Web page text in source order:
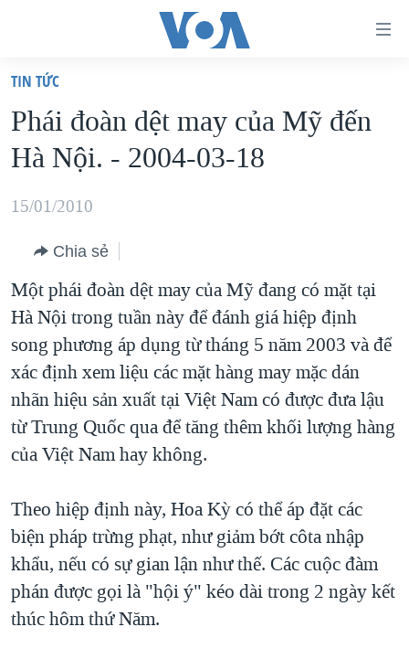
truy
cập
Tới
dung
chính
điều
hướng
chính
Đi
tới
"Tìm"
VIỆT NAM
HOA KỲ
BIỂN ĐÔNG
BLOG
DIỄN ĐÀN
MỤC
TỰ DO BÁO CHÍ
VẠCH TRẦN TIN GIẢ
NGƯỜI VIỆT HẢI NGOẠI
ĐỜI SỐNG
KHOA HỌC
SỨC KHOẺ
VĂN HOÁ
THỂ THAO
CHUYÊN ĐỀ
CHIẾN TRANH THƯƠNG MẠI CỦA MỸ: QUÁ KHỨ VÀ HIỆN
HÀNH TRÌNH BẦU CỬ 2024
GIẢI MÃ VÀNH ĐAI & CON ĐƯỜNG
NGÀY TỊ NẠN THẾ GIỚI
TRỊNH VĨNH BÌNH - NGƯỜI HẠ 'BÊN THẮNG CUỘC'
GROUND ZERO – XƯA VÀ NAY
HỌC TIẾNG ANH
VIDEO
NGHE
MẠNG XÃ HỘI
Ngôn ngữ khác
TIN TỨC
Phái đoàn dệt may của Mỹ đến
Hà Nội. - 2004-03-18
15/01/2010
Chia sẻ
Một phái đoàn dệt may của Mỹ đang có mặt tại
Hà Nội trong tuần này để đánh giá hiệp định
song phương áp dụng từ tháng 5 năm 2003 và để
xác định xem liệu các mặt hàng may mặc dán
nhãn hiệu sản xuất tại Việt Nam có được đưa lậu
từ Trung Quốc qua để tăng thêm khối lượng hàng
của Việt Nam hay không.
Theo hiệp định này, Hoa Kỳ có thể áp đặt các
biện pháp trừng phạt, như giảm bớt côta nhập
khẩu, nếu có sự gian lận như thế. Các cuộc đàm
phán được gọi là "hội ý" kéo dài trong 2 ngày kết
thúc hôm thứ Năm.